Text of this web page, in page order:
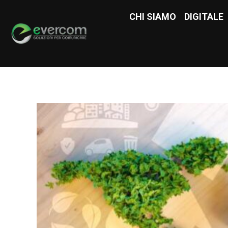
CHI SIAMO DIGITALE
CHI SIAMO DIGITALE